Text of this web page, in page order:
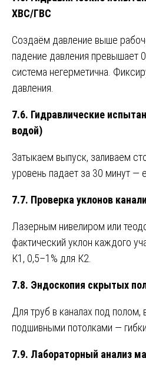
ХВС/ГВС
Создаём давление выше
падение давления превышает
система негерметична.
давления.
7.6. Гидравлические
водой)
Затыкаем выпуск, заливаем
уровень падает за 30 минут —
7.7. Проверка уклонов
Лазерным нивелиром или
фактический уклон каждого
К1, 0,5–1% для К2.
7.8. Эндоскопия скрытых
Для труб в каналах под полом,
подшивными потолками —
7.9. Лабораторный анализ